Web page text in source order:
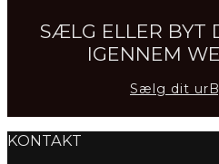
SÆLG ELLER BYT
IGENNEM
Sælg dit ur
KONTAKT